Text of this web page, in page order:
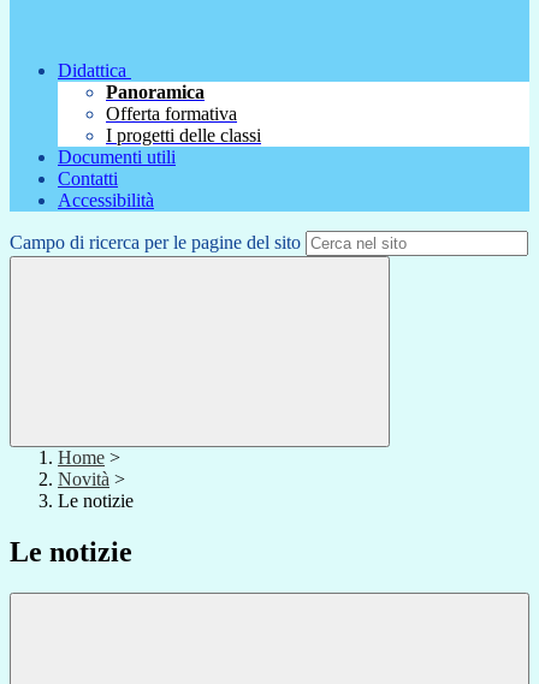
Didattica
Panoramica
Offerta formativa
I progetti delle classi
Documenti utili
Contatti
Accessibilità
Campo di ricerca per le pagine del sito
Home >
Novità >
Le notizie
Le notizie